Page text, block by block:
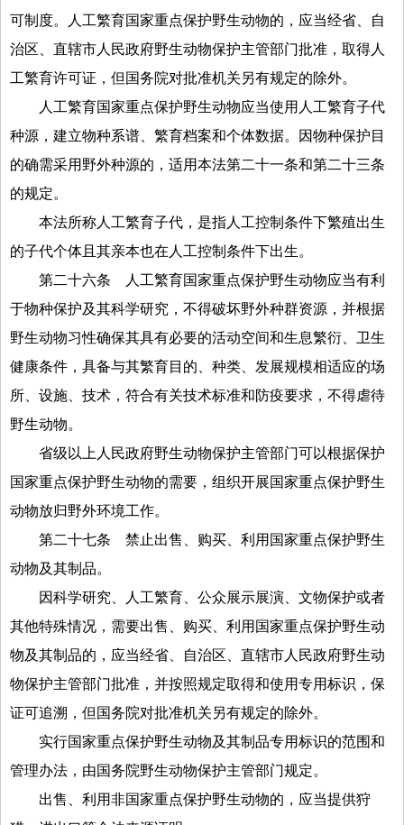
可制度。人工繁育国家重点保护野生动物的，应当经省、自
治区、直辖市人民政府野生动物保护主管部门批准，取得人
工繁育许可证，但国务院对批准机关另有规定的除外。
人工繁育国家重点保护野生动物应当使用人工繁育子代
种源，建立物种系谱、繁育档案和个体数据。因物种保护目
的确需采用野外种源的，适用本法第二十一条和第二十三条
的规定。
本法所称人工繁育子代，是指人工控制条件下繁殖出生
的子代个体且其亲本也在人工控制条件下出生。
第二十六条 人工繁育国家重点保护野生动物应当有利
于物种保护及其科学研究，不得破坏野外种群资源，并根据
野生动物习性确保其具有必要的活动空间和生息繁衍、卫生
健康条件，具备与其繁育目的、种类、发展规模相适应的场
所、设施、技术，符合有关技术标准和防疫要求，不得虐待
野生动物。
省级以上人民政府野生动物保护主管部门可以根据保护
国家重点保护野生动物的需要，组织开展国家重点保护野生
动物放归野外环境工作。
第二十七条 禁止出售、购买、利用国家重点保护野生
动物及其制品。
因科学研究、人工繁育、公众展示展演、文物保护或者
其他特殊情况，需要出售、购买、利用国家重点保护野生动
物及其制品的，应当经省、自治区、直辖市人民政府野生动
物保护主管部门批准，并按照规定取得和使用专用标识，保
证可追溯，但国务院对批准机关另有规定的除外。
实行国家重点保护野生动物及其制品专用标识的范围和
管理办法，由国务院野生动物保护主管部门规定。
出售、利用非国家重点保护野生动物的，应当提供狩